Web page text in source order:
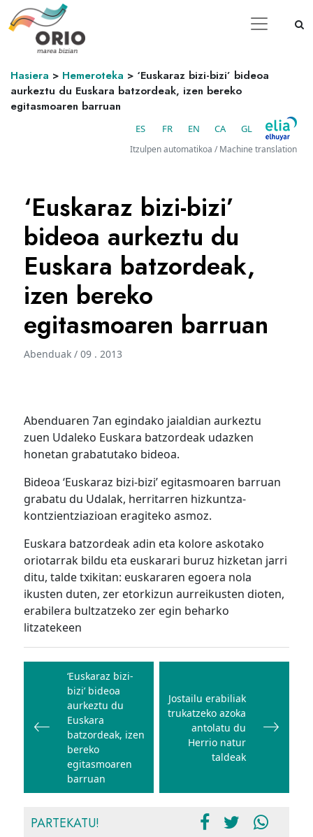
Hasiera > Hemeroteka > ‘Euskaraz bizi-bizi’ bideoa
aurkeztu du Euskara batzordeak, izen bereko
egitasmoaren barruan
ES FR EN CA GL
Itzulpen automatikoa / Machine translation
‘Euskaraz bizi-bizi’
bideoa aurkeztu du
Euskara batzordeak,
izen bereko
egitasmoaren barruan
Abenduak / 09 . 2013
Abenduaren 7an egindako jaialdian aurkeztu
zuen Udaleko Euskara batzordeak udazken
honetan grabatutako bideoa.
Bideoa ‘Euskaraz bizi-bizi’ egitasmoaren barruan
grabatu du Udalak, herritarren hizkuntza-
kontzientziazioan eragiteko asmoz.
Euskara batzordeak adin eta kolore askotako
oriotarrak bildu eta euskarari buruz hizketan jarri
ditu, talde txikitan: euskararen egoera nola
ikusten duten, zer etorkizun aurreikusten dioten,
erabilera bultzatzeko zer egin beharko
litzatekeen
Bidalketetan
zehar
nabigatu
‘Euskaraz bizi-
bizi’ bideoa
aurkeztu du
Euskara
batzordeak, izen
bereko
egitasmoaren
barruan
Jostailu erabiliak
trukatzeko azoka
antolatu du
Herrio natur
taldeak
PARTEKATU!